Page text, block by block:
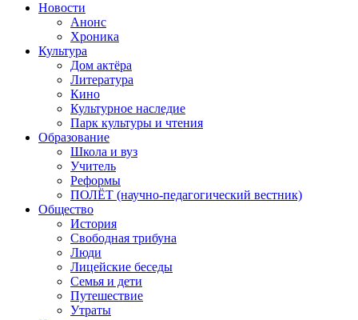
Новости
Анонс
Хроника
Культура
Дом актёра
Литература
Кино
Культурное наследие
Парк культуры и чтения
Образование
Школа и вуз
Учитель
Реформы
ПОЛЁТ (научно-педагогический вестник)
Общество
История
Свободная трибуна
Люди
Лицейские беседы
Семья и дети
Путешествие
Утраты